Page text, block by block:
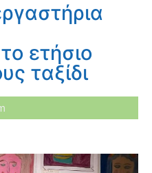
ετήσιο
ταξίδι